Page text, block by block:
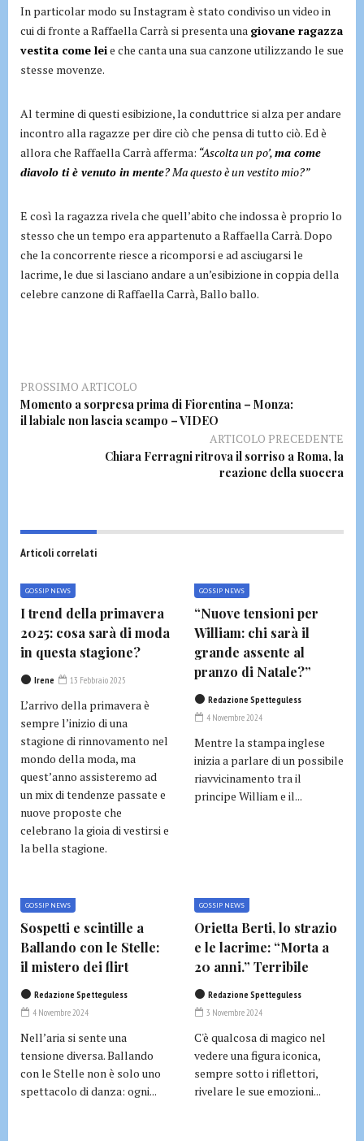
In particolar modo su Instagram è stato condiviso un video in
cui di fronte a Raffaella Carrà si presenta una giovane ragazza
vestita come leie che canta una sua canzone utilizzando le sue
stesse movenze.
Al termine di questi esibizione, la conduttrice si alza per andare
incontro alla ragazze per dire ciò che pensa di tutto ciò. Ed è
allora che Raffaella Carrà afferma: “Ascolta un po’,ma come
diavolo ti è venuto in mente? Ma questo è un vestito mio?”
E così la ragazza rivela che quell’abito che indossa è proprio lo
stesso che un tempo era appartenuto a Raffaella Carrà. Dopo
che la concorrente riesce a ricomporsi e ad asciugarsi le
lacrime, le due si lasciano andare a un’esibizione in coppia della
celebre canzone di Raffaella Carrà, Ballo ballo.
PROSSIMO ARTICOLO
Momento a sorpresa prima di Fiorentina – Monza:
il labiale non lascia scampo – VIDEO
ARTICOLO PRECEDENTE
Chiara Ferragni ritrova il sorriso a Roma, la
reazione della suocera
Articoli correlati
GOSSIP NEWS
I trend della primavera
2025: cosa sarà di moda
in questa stagione?
Irene 13 Febbraio 2025
L’arrivo della primavera è
sempre l’inizio di una
stagione di rinnovamento nel
mondo della moda, ma
quest’anno assisteremo ad
un mix di tendenze passate e
nuove proposte che
celebrano la gioia di vestirsi e
la bella stagione.
GOSSIP NEWS
“Nuove tensioni per
William: chi sarà il
grande assente al
pranzo di Natale?”
Redazione Spetteguless
4 Novembre 2024
Mentre la stampa inglese
inizia a parlare di un possibile
riavvicinamento tra il
principe William e il...
GOSSIP NEWS
Sospetti e scintille a
Ballando con le Stelle:
il mistero dei flirt
Redazione Spetteguless
4 Novembre 2024
Nell’aria si sente una
tensione diversa. Ballando
con le Stelle non è solo uno
spettacolo di danza: ogni...
GOSSIP NEWS
Orietta Berti, lo strazio
e le lacrime: “Morta a
20 anni.” Terribile
Redazione Spetteguless
3 Novembre 2024
C'è qualcosa di magico nel
vedere una figura iconica,
sempre sotto i riflettori,
rivelare le sue emozioni...